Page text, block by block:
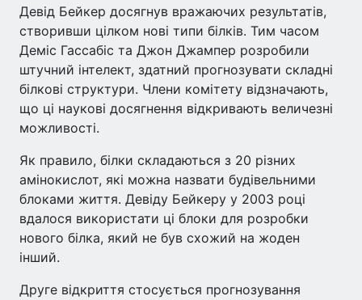
Девід Бейкер досягнув вражаючих результатів,
створивши цілком нові типи білків. Тим часом
Деміс Гассабіс та Джон Джампер розробили
штучний інтелект, здатний прогнозувати складні
білкові структури. Члени комітету відзначають,
що ці наукові досягнення відкривають величезні
можливості.
Як правило, білки складаються з 20 різних
амінокислот, які можна назвати будівельними
блоками життя. Девіду Бейкеру у 2003 році
вдалося використати ці блоки для розробки
нового білка, який не був схожий на жоден
інший.
Друге відкриття стосується прогнозування